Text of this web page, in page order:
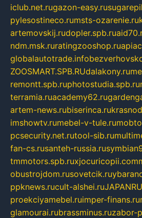
iclub.net.rugazon-easy.ru
pylesostineco.rumsts-ozarenie.ru
artemovskij.rudopler.spb.ru
ndm.msk.ruratingzooshop.ru
globalautotrade.info
ZOOSMART.SPB.RUdalakony.ru
remontt.spb.ruphotostudia.spb.ru
terramia.ruacademy62.ru
artem-news.rubiserinca.ru
imshowtv.rumebel-v-tule.ru
pcsecurity.net.rutool-sib.ru
fan-cs.rusanteh-russia.ru
tmmotors.spb.ruxjocuricopii.com
obustrojdom.rusovetcik.ru
ppknews.rucult-alshei.ru
proekciyamebel.ruimper-finans.ru
glamourai.rubrassminus.ruzabor-